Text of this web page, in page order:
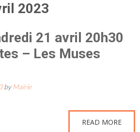
2023
21 avril 20h30
– Les Muses
byMairie
READ MORE